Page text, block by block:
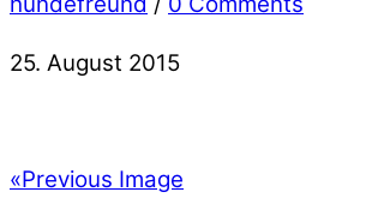
25. August 2015
«Previous Image